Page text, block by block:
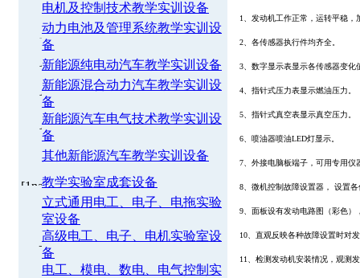
电机及控制技术教学实训设备
动力电池及管理系统教学实训设
备
新能源纯电动汽车教学实训设备
新能源混合动力汽车教学实训设
备
新能源汽车电气技术教学实训设
备
其他新能源汽车教学实训设备
教学实验室成套设备
立式通用电工、电子、电拖实验
室设备
高级电工、电子、电机实验室设
备
电工、模电、数电、电气控制实
1、发动机工作正常，运转平稳，
2、各传感器执行件均齐全。
3、数字显示表显示各传感器变化
4、指针式压力表显示燃油压力。
5、指针式真空表显示真空压力。
6、喷油器喷油LED灯显示。
7、外接电脑板端子，可用专用仪
8、微机控制故障设置器， 设置
9、面板设有发动电路图（彩色
10、直观反映各种故障设置时对
11、检测发动机安装情况，观测